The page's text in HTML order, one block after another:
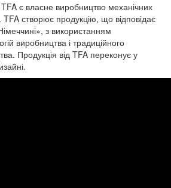
є власне виробництво механічних
TFA створює продукцію, що відповідає
з використанням
виробництва і традиційного
Продукція від TFA переконує у